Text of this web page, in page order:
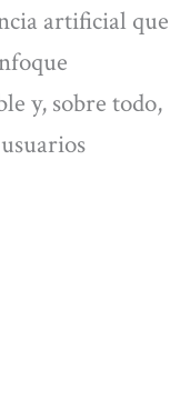
artificial que
y, sobre todo,